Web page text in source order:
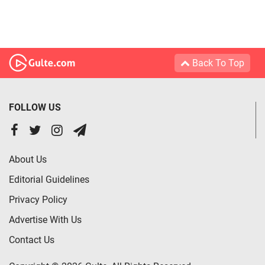
Back To Top
FOLLOW US
About Us
Editorial Guidelines
Privacy Policy
Advertise With Us
Contact Us